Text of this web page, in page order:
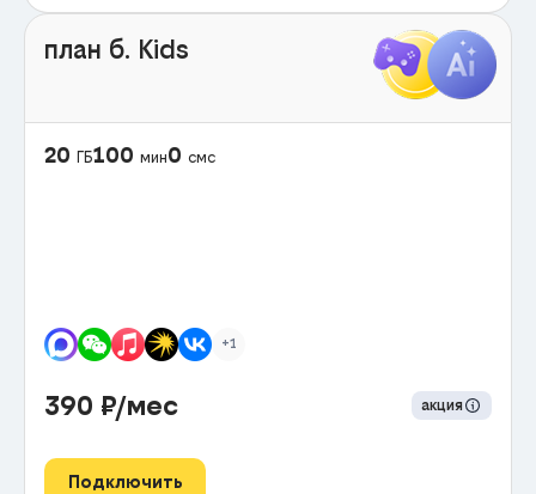
план б. Kids
20 ГБ100 мин0 смс
+1
390 ₽/мес акция
Подключить